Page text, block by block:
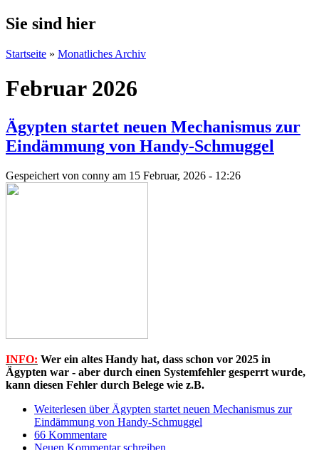
Sie sind hier
Startseite » Monatliches Archiv
Februar 2026
Ägypten startet neuen Mechanismus zur
Eindämmung von Handy-Schmuggel
Gespeichert von conny am 15 Februar, 2026 - 12:26
INFO: Wer ein altes Handy hat, dass schon vor 2025 in
Ägypten war - aber durch einen Systemfehler gesperrt wurde,
kann diesen Fehler durch Belege wie z.B.
Weiterlesen über Ägypten startet neuen Mechanismus zur
Eindämmung von Handy-Schmuggel
66 Kommentare